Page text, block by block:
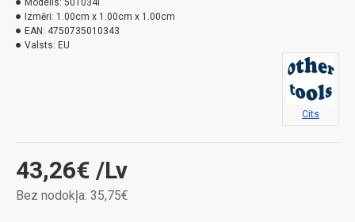
43,26€ /Lv
Bez nodokļa: 35,75€
Modelis: 501034i
Izmēri: 1.00cm x 1.00cm x 1.00cm
EAN: 4750735010343
Valsts: EU
Cits